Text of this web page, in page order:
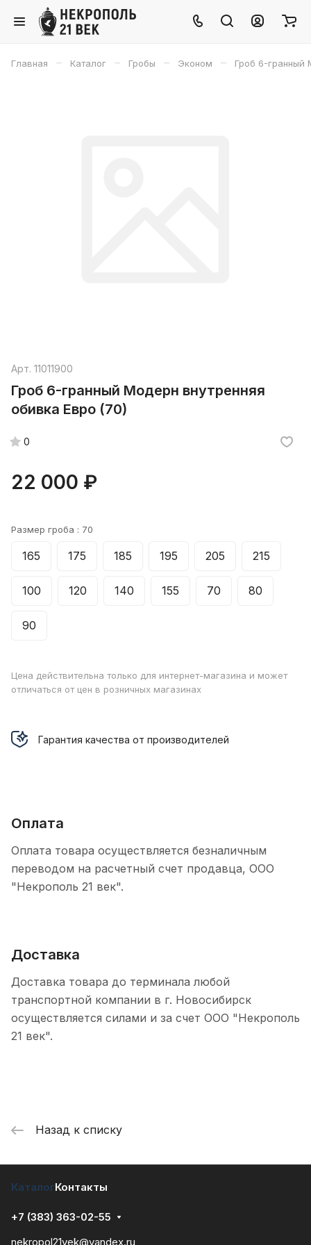
Главная – Каталог – Гробы – Эконом – Гроб 6-гранный
Арт. 11011900
Гроб 6-гранный Модерн внутренняя
обивка Евро (70)
0
22 000 ₽
Размер гроба : 70
165 175 185 195 205 215
100 120 140 155 70 80
90
Цена действительна только для интернет-магазина и может
отличаться от цен в розничных магазинах
Гарантия качества от производителей
Оплата
Оплата товара осуществляется безналичным
переводом на расчетный счет продавца, ООО
"Некрополь 21 век".
Доставка
Доставка товара до терминала любой
транспортной компании в г. Новосибирск
осуществляется силами и за счет ООО "Некрополь
21 век".
Назад к списку
КаталогКонтакты
+7 (383) 363-02-55
nekropol21vek@yandex.ru